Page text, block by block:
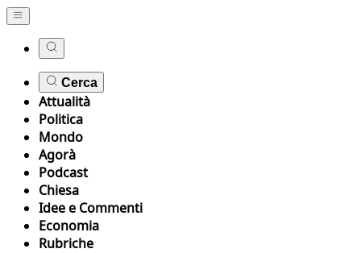
Cerca
Attualità
Politica
Mondo
Agorà
Podcast
Chiesa
Idee e Commenti
Economia
Rubriche